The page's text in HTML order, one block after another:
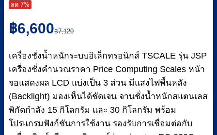
ลด 7%
฿7,120
Original
price
฿7,120.
฿6,600
Current
price
฿6,600.
เครื่องชั่งน้ำหนักระบบอิเล็กทรอนิกส์ TSCALE รุ่น JSP
เครื่องชั่งคำนวณราคา Price Computing Scales หน้า
จอแสดงผล LCD แบ่งเป็น 3 ส่วน มีแสงไฟพื้นหลัง
(Backlight) มองเห็นได้ชัดเจน จานชั่งน้ำหนักสแตนเลส
พิกัดกำลัง 15 กิโลกรัม และ 30 กิโลกรัม พร้อม
โปรแกรมฟังก์ชันการใช้งาน รองรับการเชื่อมต่อกับ